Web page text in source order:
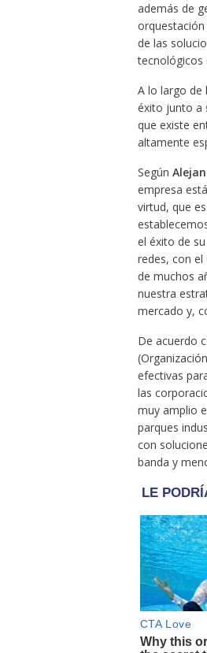
además de
de las
tecnológicos
A lo largo de
éxito junto a
que existe
altamente
Según
empresa
virtud, que
el éxito de
redes, con
de muchos
nuestra
mercado y,
De acuerdo
efectivas
las
muy amplio
parques
con
banda y